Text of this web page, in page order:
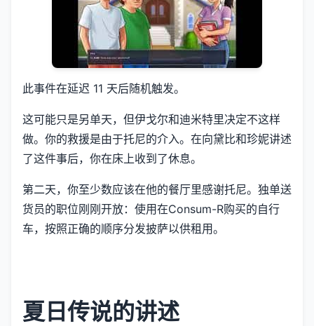
此事件在延迟 11 天后随机触发。
这可能只是另单天，但伊戈尔和迪米特里决定不这样
做。你的救援是由于托尼的介入。在向黛比和珍妮讲述
了这件事后，你在床上收到了休息。
第二天，你至少数应该在他的餐厅里感谢托尼。独单送
货员的职位刚刚开放：使用在Consum-R购买的自行
车，按照正确的顺序分发披萨以供租用。
夏日传说的讲述